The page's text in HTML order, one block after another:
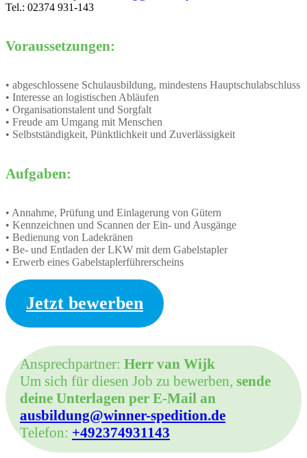
Tel.: 02374 931-143
Voraussetzungen:
• abgeschlossene Schulausbildung, mindestens Hauptschulabschluss
• Interesse an logistischen Abläufen
• Organisationstalent und Sorgfalt
• Freude am Umgang mit Menschen
• Selbstständigkeit, Pünktlichkeit und Zuverlässigkeit
Aufgaben:
• Annahme, Prüfung und Einlagerung von Gütern
• Kennzeichnen und Scannen der Ein- und Ausgänge
• Bedienung von Ladekränen
• Be- und Entladen der LKW mit dem Gabelstapler
• Erwerb eines Gabelstaplerführerscheins
Jetzt bewerben
Ansprechpartner: Herr van Wijk
Um sich für diesen Job zu bewerben, sende
deine Unterlagen per E-Mail an
ausbildung@winner-spedition.de
Telefon: +492374931143